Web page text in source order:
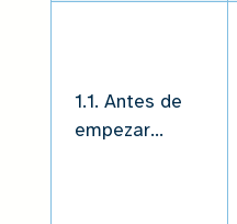
1.1. Antes de
empezar...